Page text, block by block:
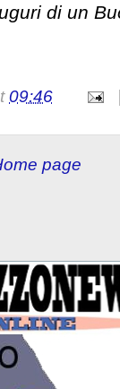
di un
09:46
page